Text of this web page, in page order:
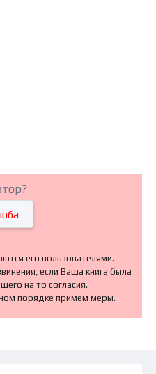
его пользователями.
если Ваша книга была
на то согласия.
порядке примем меры.